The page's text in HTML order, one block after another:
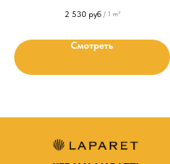
2 530 руб / 1 m²
Смотреть